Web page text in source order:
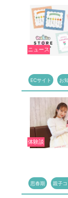
ニュース
ECサイト お
体験談
思春期 親子